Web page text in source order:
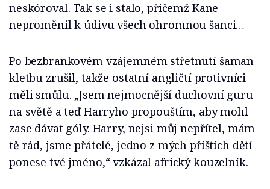
neskóroval. Tak se i stalo, přičemž Kane
neproměnil k údivu všech ohromnou šanci…
Po bezbrankovém vzájemném střetnutí šaman
kletbu zrušil, takže ostatní angličtí protivníci
měli smůlu. „Jsem nejmocnější duchovní guru
na světě a teď Harryho propouštím, aby mohl
zase dávat góly. Harry, nejsi můj nepřítel, mám
tě rád, jsme přátelé, jedno z mých příštích dětí
ponese tvé jméno,“ vzkázal africký kouzelník.